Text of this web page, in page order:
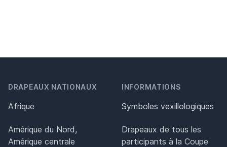
DRAPEAUX NATIONAUX
Afrique
Amérique du Nord,
Amérique centrale
INFORMATIONS
Symboles vexillologiques
Drapeaux de tous les
participants à la Coupe